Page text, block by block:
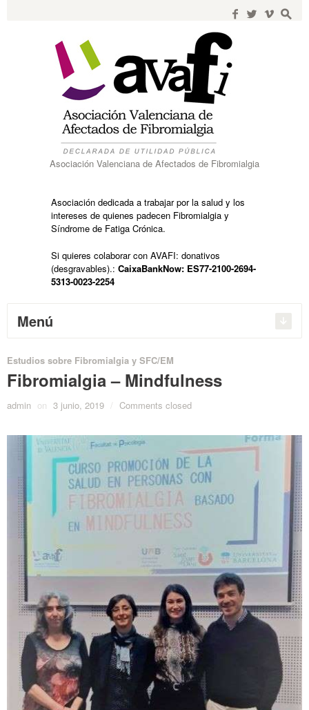
f w i s
Asociación Valenciana de Afectados de Fibromialgia
Asociación dedicada a trabajar por la salud y los
intereses de quienes padecen Fibromialgia y
Síndrome de Fatiga Crónica.
Si quieres colaborar con AVAFI: donativos
(desgravables).:CaixaBankNow: ES77-2100-2694-
5313-0023-2254
Menú
Estudios sobre Fibromialgia y SFC/EM
Fibromialgia – Mindfulness
admin on 3 junio, 2019 / Comments closed